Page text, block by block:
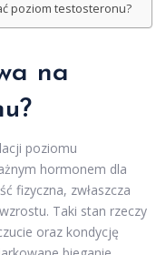
poziom testosteronu?
na
poziomu
hormonem dla
fizyczna, zwłaszcza
Taki stan rzeczy
oraz kondycję